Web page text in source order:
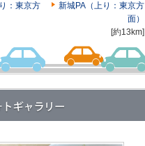
：東京方
新城PA（上り：東京方
面）
[約13km]